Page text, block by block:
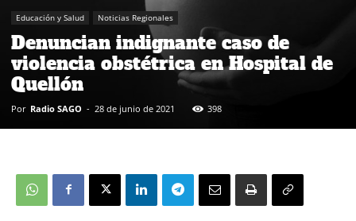
Educación y Salud Noticias Regionales
Denuncian indignante caso de
violencia obstétrica en Hospital de
Quellón
Por Radio SAGO - 28 de junio de 2021 398